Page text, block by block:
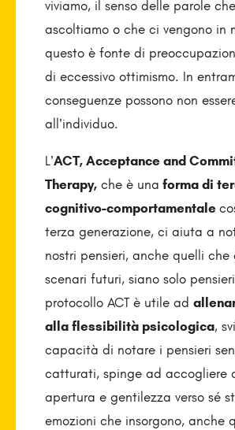
viviamo, il senso delle parole che
ascoltiamo o che ci vengono in
questo è fonte di
di eccessivo ottimismo. In
conseguenze possono non
all’individuo.
L’ACT, Acceptance and
Therapy,che è una forma di
cognitivo-comportamentale
terza generazione, ci aiuta a
nostri pensieri, anche quelli che
scenari futuri, siano solo
protocollo ACT è utile ad
alla flessibilità psicologica,
capacità di notare i pensieri
catturati, spinge ad accogliere
apertura e gentilezza verso sé
emozioni che insorgono, anche